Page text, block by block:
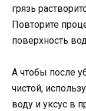
грязь
Повторите
поверхность
А чтобы после
чистой,
воду и уксус в